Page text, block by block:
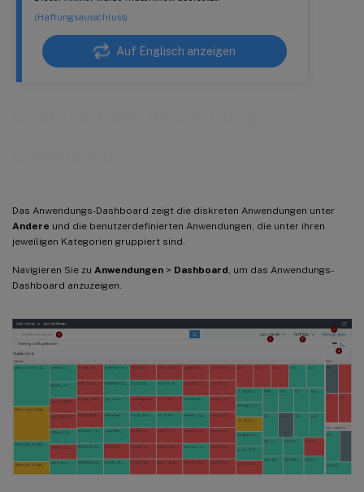
(Haftungsausschluss)
Auf Englisch anzeigen
Das Anwendungs-Dashboard zeigt die diskreten Anwendungen unter
Andere und die benutzerdefinierten Anwendungen, die unter ihren
jeweiligen Kategorien gruppiert sind.
Navigieren Sie zu Anwendungen > Dashboard , um das Anwendungs-
Dashboard anzuzeigen.